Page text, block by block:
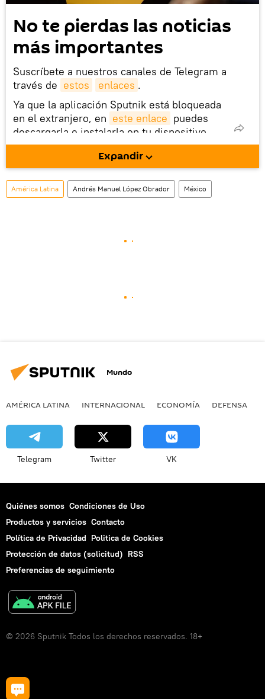
No te pierdas las noticias
más importantes
Suscríbete a nuestros canales de Telegram a
través de estos enlaces .
Ya que la aplicación Sputnik está bloqueada
en el extranjero, en este enlace puedes
descargarla e instalarla en tu dispositivo
móvil (¡solo para Android!).
También tenemos una cuenta en la red
social rusa VK .
Expandir
América Latina Andrés Manuel López Obrador México
Mundo
AMÉRICA LATINA INTERNACIONAL ECONOMÍA DEFENSA
Telegram Twitter VK
Quiénes somos Condiciones de Uso
Productos y servicios Contacto
Política de Privacidad Politica de Cookies
Protección de datos (solicitud) RSS
Preferencias de seguimiento
© 2026 Sputnik Todos los derechos reservados. 18+